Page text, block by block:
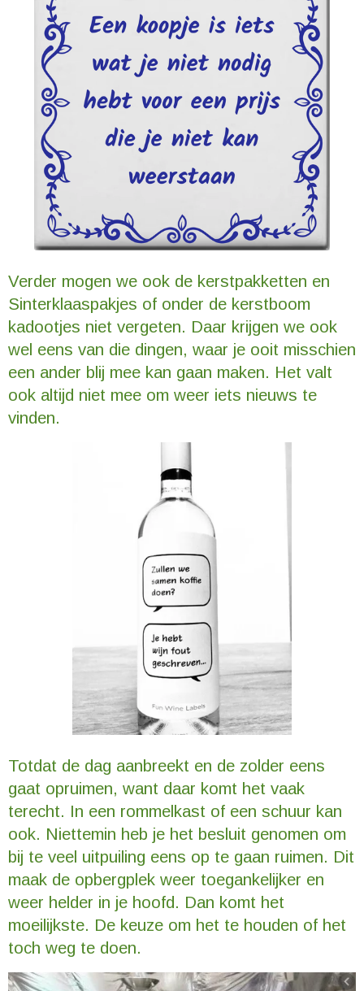
Verder mogen we ook de kerstpakketten en
Sinterklaaspakjes of onder de kerstboom
kadootjes niet vergeten. Daar krijgen we ook
wel eens van die dingen, waar je ooit misschien
een ander blij mee kan gaan maken. Het valt
ook altijd niet mee om weer iets nieuws te
vinden.
Totdat de dag aanbreekt en de zolder eens
gaat opruimen, want daar komt het vaak
terecht. In een rommelkast of een schuur kan
ook. Niettemin heb je het besluit genomen om
bij te veel uitpuiling eens op te gaan ruimen. Dit
maak de opbergplek weer toegankelijker en
weer helder in je hoofd. Dan komt het
moeilijkste. De keuze om het te houden of het
toch weg te doen.